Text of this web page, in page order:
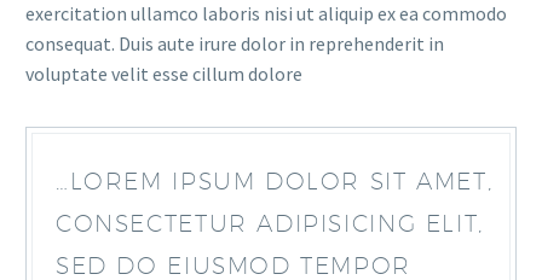
exercitation ullamco laboris nisi ut aliquip ex ea commodo
consequat. Duis aute irure dolor in reprehenderit in
voluptate velit esse cillum dolore
…LOREM IPSUM DOLOR SIT AMET,
CONSECTETUR ADIPISICING ELIT,
SED DO EIUSMOD TEMPOR